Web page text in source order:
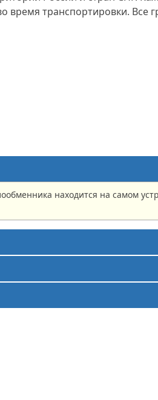
транспортировки. Все
находится на самом